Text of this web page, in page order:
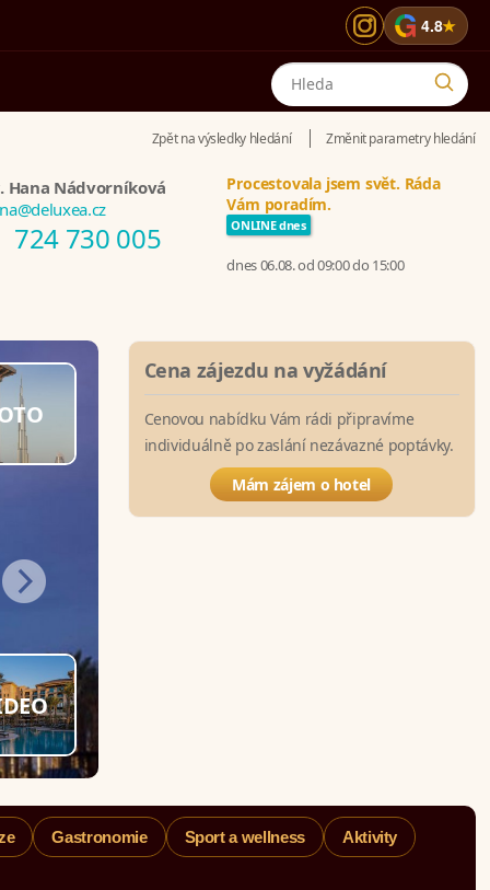
G 4.8★
Zpět na výsledky hledání Změnit parametry hledání
Hana Nádvorníková
724 730 005
Procestovala jsem svět. Ráda
Vám poradím.
ONLINE dnes
dnes 06.08. od 09:00 do 15:00
Cena zájezdu na vyžádání
Cenovou nabídku Vám rádi připravíme
individuálně po zaslání nezávazné poptávky.
Mám zájem o hotel
Gastronomie Sport a wellness Aktivity